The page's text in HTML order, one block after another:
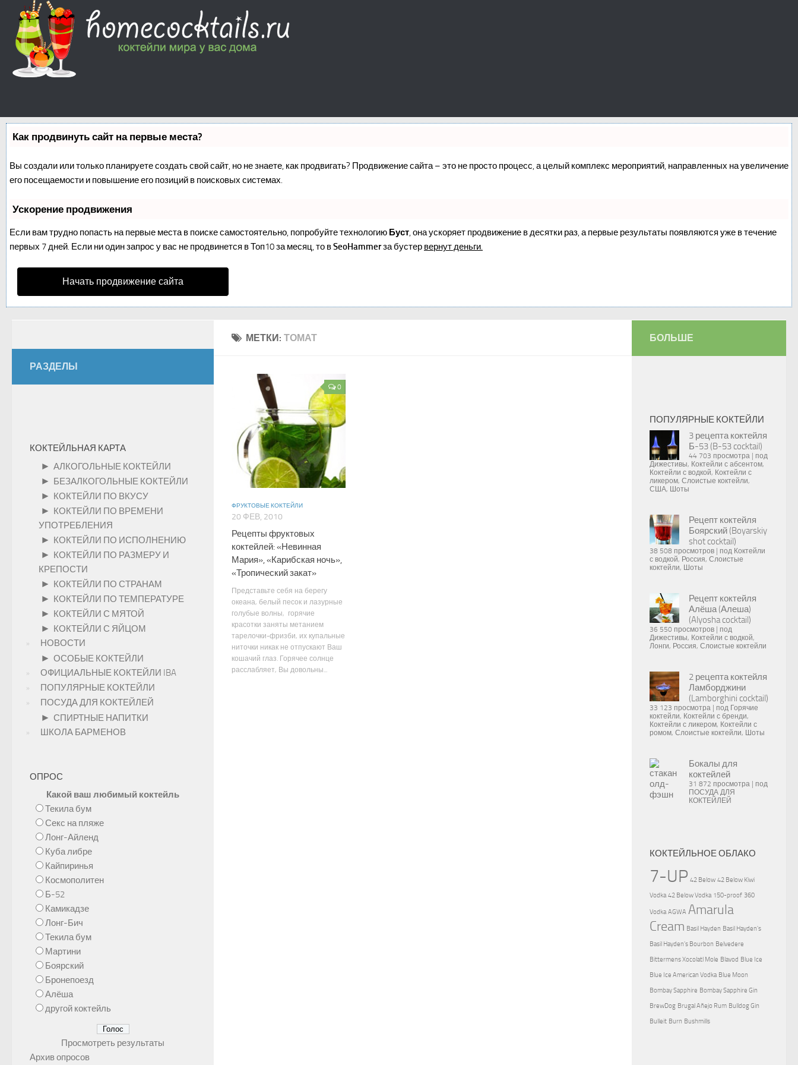
Как продвинуть сайт на первые места?
Вы создали или только планируете создать свой сайт, но не знаете, как продвигать? Продвижение сайта – это не просто процесс, а целый комплекс мероприятий, направленных на увеличение
его посещаемости и повышение его позиций в поисковых системах.
Ускорение продвижения
Если вам трудно попасть на первые места в поиске самостоятельно, попробуйте технологию Буст, она ускоряет продвижение в десятки раз, а первые результаты появляются уже в течение
первых 7 дней. Если ни один запрос у вас не продвинется в Топ10 за месяц, то вSeoHammerза бустер вернут деньги.
Начать продвижение сайта
МЕТКИ: ТОМАТ
0
ФРУКТОВЫЕ КОКТЕЙЛИ
20 ФЕВ, 2010
Рецепты фруктовых
коктейлей: «Невинная
Мария», «Карибская ночь»,
«Тропический закат»
Представьте себя на берегу
океана, белый песок и лазурные
голубые волны, горячие
красотки заняты метанием
тарелочки-фризби, их купальные
ниточки никак не отпускают Ваш
кошачий глаз. Горячее солнце
расслабляет, Вы довольны...
РАЗДЕЛЫ
КОКТЕЙЛЬНАЯ КАРТА
► АЛКОГОЛЬНЫЕ КОКТЕЙЛИ
► БЕЗАЛКОГОЛЬНЫЕ КОКТЕЙЛИ
► КОКТЕЙЛИ ПО ВКУСУ
► КОКТЕЙЛИ ПО ВРЕМЕНИ
УПОТРЕБЛЕНИЯ
► КОКТЕЙЛИ ПО ИСПОЛНЕНИЮ
► КОКТЕЙЛИ ПО РАЗМЕРУ И
КРЕПОСТИ
► КОКТЕЙЛИ ПО СТРАНАМ
► КОКТЕЙЛИ ПО ТЕМПЕРАТУРЕ
► КОКТЕЙЛИ С МЯТОЙ
► КОКТЕЙЛИ С ЯЙЦОМ
НОВОСТИ
► ОСОБЫЕ КОКТЕЙЛИ
ОФИЦИАЛЬНЫЕ КОКТЕЙЛИ IBA
ПОПУЛЯРНЫЕ КОКТЕЙЛИ
ПОСУДА ДЛЯ КОКТЕЙЛЕЙ
► СПИРТНЫЕ НАПИТКИ
ШКОЛА БАРМЕНОВ
ОПРОС
Какой ваш любимый коктейль
Текила бум
Секс на пляже
Лонг-Айленд
Куба либре
Кайпиринья
Космополитен
Б-52
Камикадзе
Лонг-Бич
Текила бум
Мартини
Боярский
Бронепоезд
Алёша
другой коктейль
Просмотреть результаты
Архив опросов
БОЛЬШЕ
ПОПУЛЯРНЫЕ КОКТЕЙЛИ
3 рецепта коктейля
Б-53 (B-53 cocktail)
44 703 просмотра
под
Дижестивы, Коктейли с абсентом,
Коктейли с водкой, Коктейли с
ликером, Слоистые коктейли,
США, Шоты
Рецепт коктейля
Боярский (Boyarskiy
shot cocktail)
38 508 просмотров под Коктейли
с водкой, Россия, Слоистые
коктейли, Шоты
Рецепт коктейля
Алёша (Алеша)
(Alyosha cocktail)
36 550 просмотров
под
Дижестивы, Коктейли с водкой,
Лонги, Россия, Слоистые коктейли
2 рецепта коктейля
Ламборджини
(Lamborghini cocktail)
33 123 просмотра под Горячие
коктейли, Коктейли с бренди,
Коктейли с ликером, Коктейли с
ромом, Слоистые коктейли, Шоты
Бокалы для
коктейлей
31 872 просмотра
под
ПОСУДА ДЛЯ
КОКТЕЙЛЕЙ
КОКТЕЙЛЬНОЕ ОБЛАКО
7-UP 42 Below 42 Below Kiwi
Vodka 42 Below Vodka 150-proof 360
Vodka AGWA Amarula
Cream Basil Hayden Basil Hayden's
Basil Hayden's Bourbon Belvedere
Bittermens Xocolatl Mole Blavod Blue Ice
Blue Ice American Vodka Blue Moon
Bombay Sapphire Bombay Sapphire Gin
BrewDog Brugal Añejo Rum Bulldog Gin
Bulleit Burn Bushmills